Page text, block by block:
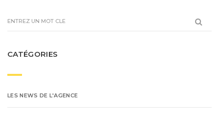
CATÉGORIES
LES NEWS DE L'AGENCE